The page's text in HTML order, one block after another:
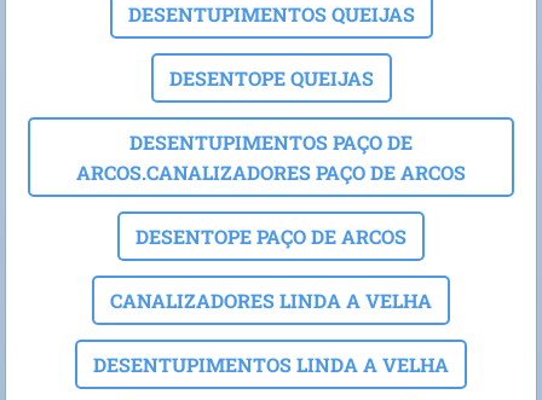
DESENTUPIMENTOS QUEIJAS
DESENTOPE QUEIJAS
DESENTUPIMENTOS PAÇO DE
ARCOS.CANALIZADORES PAÇO DE ARCOS
DESENTOPE PAÇO DE ARCOS
CANALIZADORES LINDA A VELHA
DESENTUPIMENTOS LINDA A VELHA